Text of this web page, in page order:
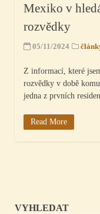
Mexiko v
rozvědky
05/11/2024
Z informací, které
rozvědky v době
jedna z prvních
Read More
VYHLEDAT